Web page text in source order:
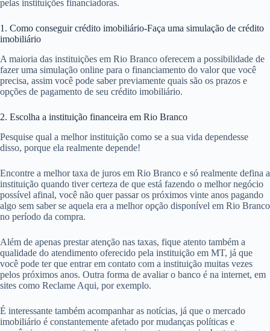
pelas instituições financiadoras.
1. Como conseguir crédito imobiliário-Faça uma simulação de crédito
imobiliário
A maioria das instituições em Rio Branco oferecem a possibilidade de
fazer uma simulação online para o financiamento do valor que você
precisa, assim você pode saber previamente quais são os prazos e
opções de pagamento de seu crédito imobiliário.
2. Escolha a instituição financeira em Rio Branco
Pesquise qual a melhor instituição como se a sua vida dependesse
disso, porque ela realmente depende!
Encontre a melhor taxa de juros em Rio Branco e só realmente defina a
instituição quando tiver certeza de que está fazendo o melhor negócio
possível afinal, você não quer passar os próximos vinte anos pagando
algo sem saber se aquela era a melhor opção disponível em Rio Branco
no período da compra.
Além de apenas prestar atenção nas taxas, fique atento também a
qualidade do atendimento oferecido pela instituição em MT, já que
você pode ter que entrar em contato com a instituição muitas vezes
pelos próximos anos. Outra forma de avaliar o banco é na internet, em
sites como Reclame Aqui, por exemplo.
É interessante também acompanhar as notícias, já que o mercado
imobiliário é constantemente afetado por mudanças políticas e